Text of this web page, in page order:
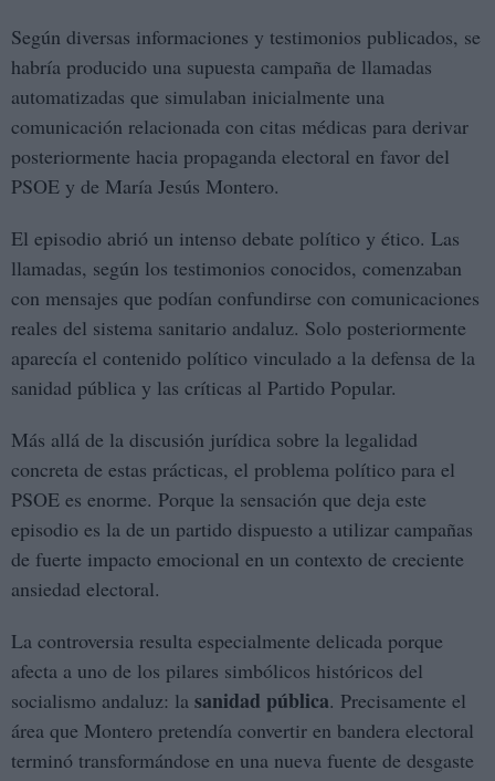
Según diversas informaciones y testimonios publicados, se
habría producido una supuesta campaña de llamadas
automatizadas que simulaban inicialmente una
comunicación relacionada con citas médicas para derivar
posteriormente hacia propaganda electoral en favor del
PSOE y de María Jesús Montero.
El episodio abrió un intenso debate político y ético. Las
llamadas, según los testimonios conocidos, comenzaban
con mensajes que podían confundirse con comunicaciones
reales del sistema sanitario andaluz. Solo posteriormente
aparecía el contenido político vinculado a la defensa de la
sanidad pública y las críticas al Partido Popular.
Más allá de la discusión jurídica sobre la legalidad
concreta de estas prácticas, el problema político para el
PSOE es enorme. Porque la sensación que deja este
episodio es la de un partido dispuesto a utilizar campañas
de fuerte impacto emocional en un contexto de creciente
ansiedad electoral.
La controversia resulta especialmente delicada porque
afecta a uno de los pilares simbólicos históricos del
socialismo andaluz: la sanidad pública. Precisamente el
área que Montero pretendía convertir en bandera electoral
terminó transformándose en una nueva fuente de desgaste